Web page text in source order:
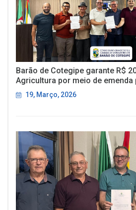
Barão de Cotegipe garante R$
Agricultura por meio de emenda
19, Março, 2026